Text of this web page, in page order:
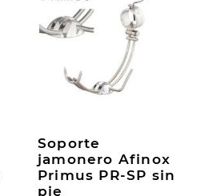
Soporte
jamonero Afinox
Primus PR-SP sin
pie